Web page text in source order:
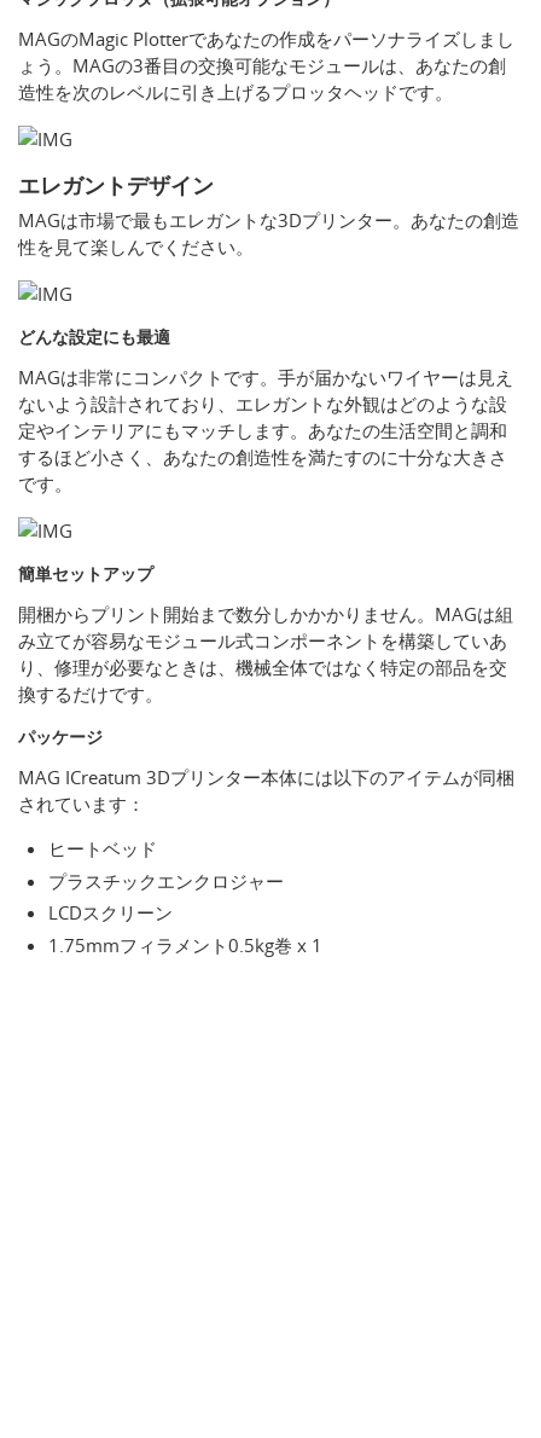
MAGのMagic Plotterであなたの作成をパーソナライズしまし
ょう。MAGの3番目の交換可能なモジュールは、あなたの創
造性を次のレベルに引き上げるプロッタヘッドです。
エレガントデザイン
MAGは市場で最もエレガントな3Dプリンター。あなたの創造
性を見て楽しんでください。
どんな設定にも最適
MAGは非常にコンパクトです。手が届かないワイヤーは見え
ないよう設計されており、エレガントな外観はどのような設
定やインテリアにもマッチします。あなたの生活空間と調和
するほど小さく、あなたの創造性を満たすのに十分な大きさ
です。
簡単セットアップ
開梱からプリント開始まで数分しかかかりません。MAGは組
み立てが容易なモジュール式コンポーネントを構築していあ
り、修理が必要なときは、機械全体ではなく特定の部品を交
換するだけです。
パッケージ
MAG ICreatum 3Dプリンター本体には以下のアイテムが同梱
されています：
ヒートベッド
プラスチックエンクロジャー
LCDスクリーン
1.75mmフィラメント0.5kg巻 x 1